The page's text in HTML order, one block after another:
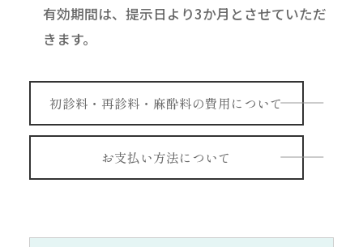
有効期間は、提示日より3か月とさせていただ
きます。
初診料・再診料・麻酔料の費用について
お支払い方法について